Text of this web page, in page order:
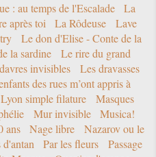
: au temps de l'Escalade
La
après toi La Rôdeuse
Lave
Le don d'Elise - Conte de la
la sardine
Le rire du grand
invisibles
Les dravasses
des rues m’ont appris à
Lyon simple filature
Masques
Mur invisible
Musica!
ans
Nage libre
Nazarov ou le
Par les fleurs
Passage